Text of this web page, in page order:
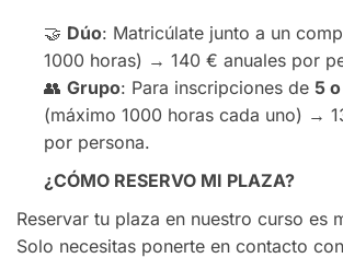
🤝 Dúo: Matricúlate junto a un
1000 horas) → 140 € anuales por
👥 Grupo: Para inscripciones de 5
(máximo 1000 horas cada uno) →
por persona.
¿CÓMO RESERVO MI PLAZA?
Reservar tu plaza en nuestro curso es
Solo necesitas ponerte en contacto